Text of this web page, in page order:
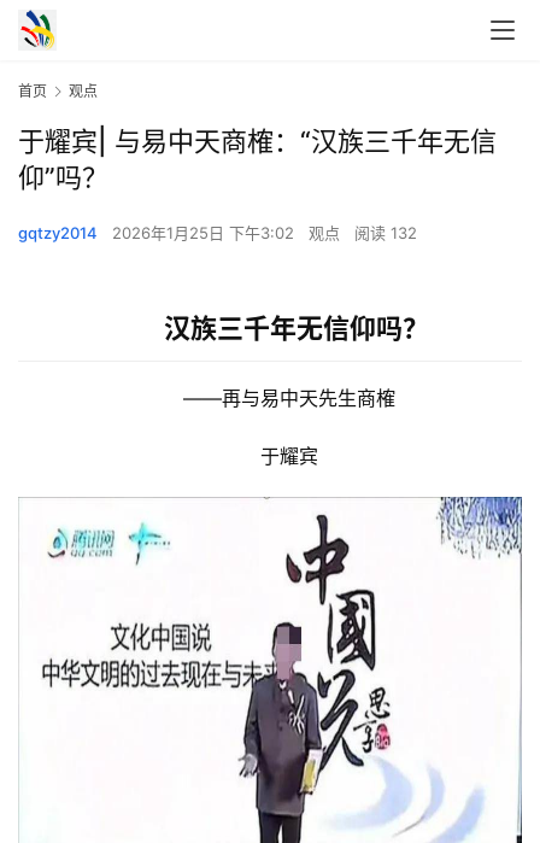
首页 观点
于耀宾| 与易中天商榷：“汉族三千年无信
仰”吗？
gqtzy2014 2026年1月25日 下午3:02 观点 阅读 132
汉族三千年无信仰吗？
——再与易中天先生商榷
于耀宾